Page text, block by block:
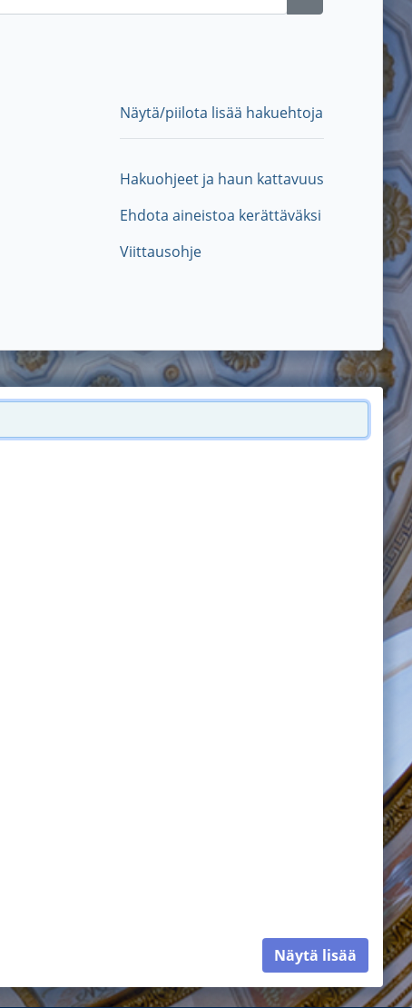
Näytä/piilota lisää hakuehtoja
Hakuohjeet ja haun kattavuus
Ehdota aineistoa kerättäväksi
Viittausohje
Näytä lisää